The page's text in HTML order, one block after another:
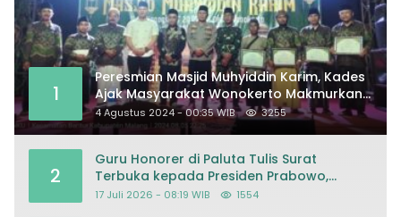
1
Peresmian Masjid Muhyiddin Karim, Kades
Ajak Masyarakat Wonokerto Makmurkan
Masjid
4 Agustus 2024 - 00:35 WIB 3255
2
Guru Honorer di Paluta Tulis Surat
Terbuka kepada Presiden Prabowo,
Mohon Keadilan atas Dugaan
17 Juli 2026 - 08:19 WIB 1554